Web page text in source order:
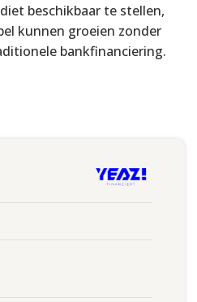
beschikbaar te stellen,
kunnen groeien zonder
bankfinanciering.